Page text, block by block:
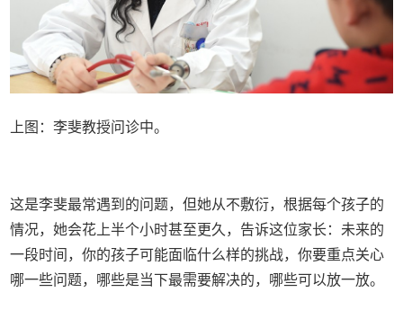
上图：李斐教授问诊中。
这是李斐最常遇到的问题，但她从不敷衍，根据每个孩子的
情况，她会花上半个小时甚至更久，告诉这位家长：未来的
一段时间，你的孩子可能面临什么样的挑战，你要重点关心
哪一些问题，哪些是当下最需要解决的，哪些可以放一放。